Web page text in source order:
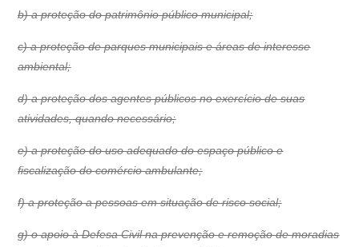
b) a proteção do patrimônio público municipal;
c) a proteção de parques municipais e áreas de interesse
ambiental;
d) a proteção dos agentes públicos no exercício de suas
atividades, quando necessário;
e) a proteção do uso adequado do espaço público e
fiscalização do comércio ambulante;
f) a proteção a pessoas em situação de risco social;
g) o apoio à Defesa Civil na prevenção e remoção de moradias